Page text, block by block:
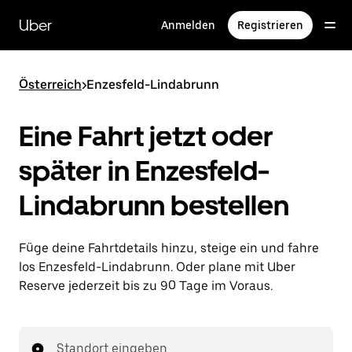
zum
Hauptinhalt
Uber Anmelden Registrieren
Österreich>Enzesfeld-Lindabrunn
Eine Fahrt jetzt oder
später in Enzesfeld-
Lindabrunn bestellen
Füge deine Fahrtdetails hinzu, steige ein und fahre
los Enzesfeld-Lindabrunn. Oder plane mit Uber
Reserve jederzeit bis zu 90 Tage im Voraus.
Standort eingeben